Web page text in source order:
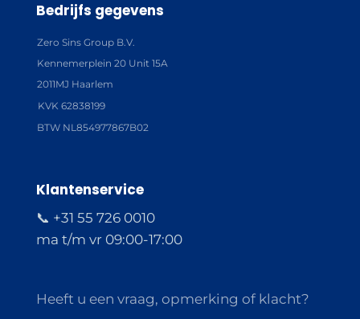
Bedrijfs gegevens
Zero Sins Group B.V.
Kennemerplein 20 Unit 15A
2011MJ Haarlem
KVK 62838199
BTW NL854977867B02
Klantenservice
📞 +31 55 726 0010
ma t/m vr 09:00-17:00
Heeft u een vraag, opmerking of klacht?